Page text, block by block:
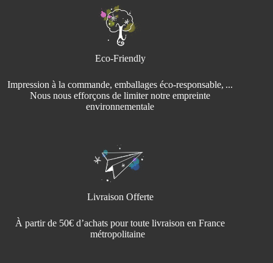
Eco-Friendly
Impression à la commande, emballages éco‑responsable, ...
Nous nous efforçons de limiter notre empreinte
environnementale
Livraison Offerte
À partir de 50€ d’achats pour toute livraison en France
métropolitaine